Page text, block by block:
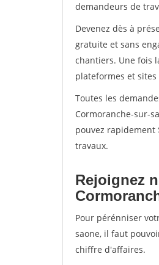
demandeurs de
Devenez dès à
gratuite et sans
chantiers. Une fois
plateformes et
Toutes les
Cormoranche-sur-
pouvez
travaux.
Rejoignez
Pour pérénniser
saone, il faut
chiffre d'affaires.